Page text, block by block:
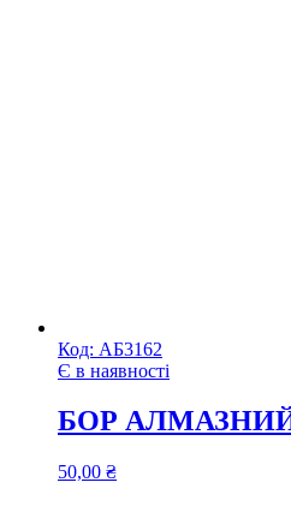
Код: АБ3162
Є в наявності
БОР
50,00 ₴